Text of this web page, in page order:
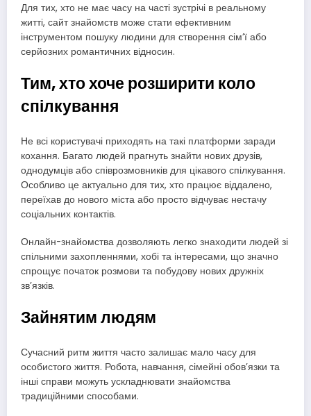
Для тих, хто не має часу на часті зустрічі в реальному
житті, сайт знайомств може стати ефективним
інструментом пошуку людини для створення сім’ї або
серйозних романтичних відносин.
Тим, хто хоче розширити коло
спілкування
Не всі користувачі приходять на такі платформи заради
кохання. Багато людей прагнуть знайти нових друзів,
однодумців або співрозмовників для цікавого спілкування.
Особливо це актуально для тих, хто працює віддалено,
переїхав до нового міста або просто відчуває нестачу
соціальних контактів.
Онлайн-знайомства дозволяють легко знаходити людей зі
спільними захопленнями, хобі та інтересами, що значно
спрощує початок розмови та побудову нових дружніх
зв’язків.
Зайнятим людям
Сучасний ритм життя часто залишає мало часу для
особистого життя. Робота, навчання, сімейні обов’язки та
інші справи можуть ускладнювати знайомства
традиційними способами.